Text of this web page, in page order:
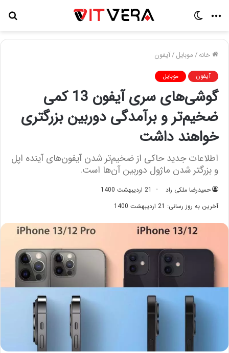
منو
خانه/موبایل/آیفون
آیفون موبایل
گوشی‌های سری آیفون 13 کمی
ضخیم‌تر و برآمدگی دوربین بزرگتری
خواهند داشت
اطلاعات جدید حاکی از ضخیم‌تر شدن آیفون‌های آینده اپل
و بزرگتر شدن ماژول دوربین آن‌ها است.
حمیدرضا ملکی راد
21 اردیبهشت 1400
آخرین به روز رسانی: 21 اردیبهشت 1400